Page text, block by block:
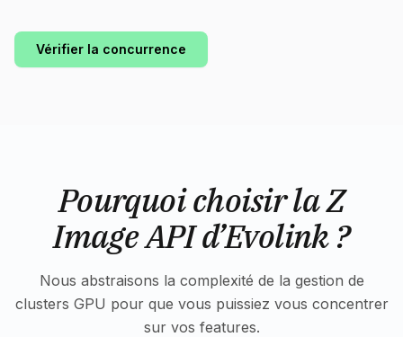
Vérifier la concurrence
Pourquoi choisir la Z
Image API d’Evolink ?
Nous abstraisons la complexité de la gestion de
clusters GPU pour que vous puissiez vous concentrer
sur vos features.